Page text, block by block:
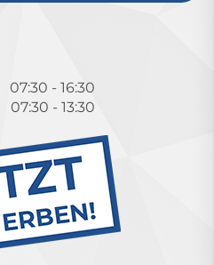
07:30 - 16:30
07:30 - 13:30